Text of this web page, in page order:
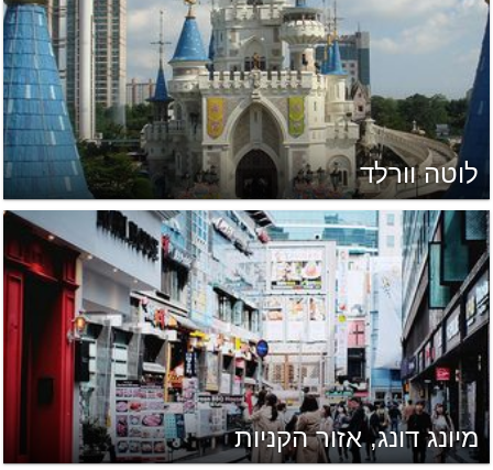
לוטה וורלד
מיונג דונג, אזור הקניות